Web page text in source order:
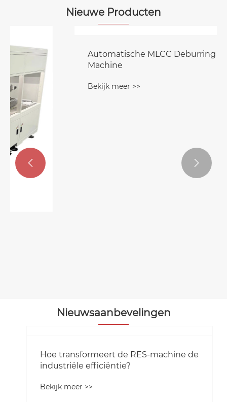
Nieuwe Producten
 
Nieuwsaanbevelingen